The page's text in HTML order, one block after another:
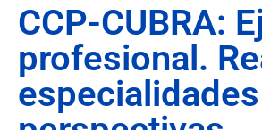
CCP-CUBRA:
profesional.